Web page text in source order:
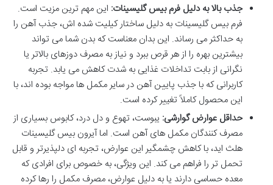
جذب بالا به دلیل فرم بیس گلیسینات: این مهم ترین مزیت است.
فرم بیس گلیسینات به دلیل ساختار کیلیت شده اش، جذب آهن را
به حداکثر می رساند. این بدان معناست که بدن شما می تواند
بیشترین بهره را از هر قرص ببرد و نیاز به مصرف دوزهای بالاتر یا
نگرانی از بابت تداخلات غذایی به شدت کاهش می یابد. تجربه
کاربرانی که با جذب پایین آهن در سایر مکمل ها مواجه بوده اند، با
این محصول کاملاً تغییر کرده است.
حداقل عوارض گوارشی: یبوست، تهوع و دل درد، کابوس بسیاری از
مصرف کنندگان مکمل های آهن است. اما آیرون بیس گلیسینات
هلث اید، با کاهش چشمگیر این عوارض، تجربه ای دلپذیرتر و قابل
تحمل تر را فراهم می کند. این ویژگی، به خصوص برای افرادی که
معده حساسی دارند یا به دلیل عوارض، مصرف مکمل را رها کرده